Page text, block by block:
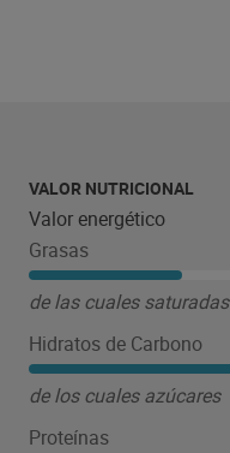
VALOR NUTRICIONAL
Valor energético
Grasas
de las cuales saturadas
Hidratos de Carbono
de los cuales azúcares
Proteínas